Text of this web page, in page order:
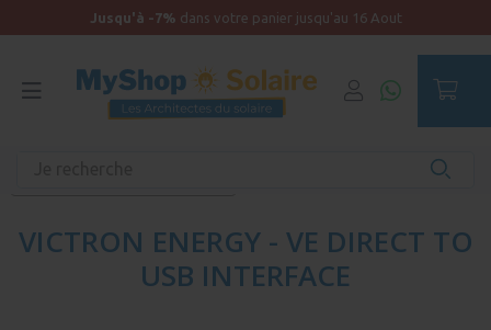
Jusqu'à -7% dans votre panier jusqu'au 16 Aout
VICTRON ENERGY - VE DIRECT TO
USB INTERFACE